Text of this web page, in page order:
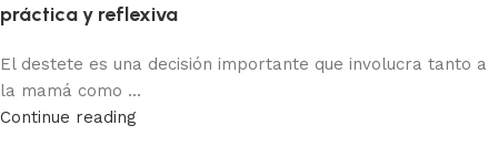
práctica y reflexiva
El destete es una decisión importante que involucra tanto a
la mamá como ...
Continue reading